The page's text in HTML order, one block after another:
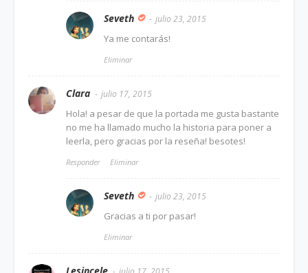
Seveth julio 23, 2015
Ya me contarás!
Eliminar
Clara julio 17, 2015
Hola! a pesar de que la portada me gusta bastante
no me ha llamado mucho la historia para poner a
leerla, pero gracias por la reseña! besotes!
Responder Eliminar
Seveth julio 23, 2015
Gracias a ti por pasar!
Eliminar